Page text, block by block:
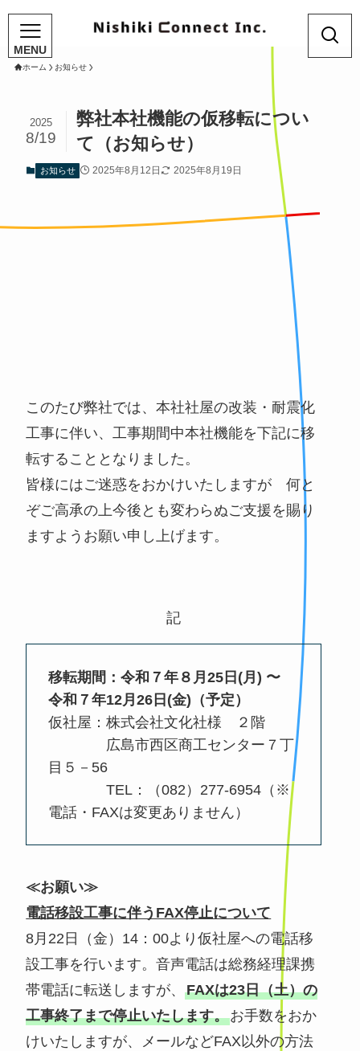
ホーム お知らせ
弊社本社機能の仮移転につい
て（お知らせ）
2025
8/19
お知らせ 2025年8月12日 2025年8月19日
このたび弊社では、本社社屋の改装・耐震化
工事に伴い、工事期間中本社機能を下記に移
転することとなりました。
皆様にはご迷惑をおかけいたしますが 何と
ぞご高承の上今後とも変わらぬご支援を賜り
ますようお願い申し上げます。
記
移転期間：令和７年８月25日(月) 〜
令和７年12月26日(金)（予定）
仮社屋：株式会社文化社様 ２階
広島市西区商工センター７丁
目５－56
TEL：（082）277-6954（※
電話・FAXは変更ありません）
≪お願い≫
電話移設工事に伴うFAX停止について
8月22日（金）14：00より仮社屋への電話移
設工事を行います。音声電話は総務経理課携
帯電話に転送しますが、FAXは23日（土）の
工事終了まで停止いたします。お手数をおか
けいたしますが、メールなどFAX以外の方法